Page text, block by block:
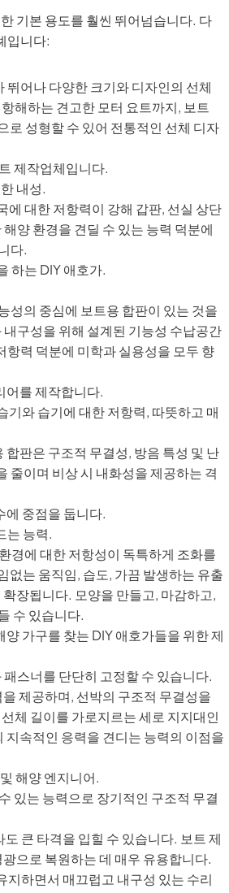
기본 용도를 훨씬 뛰어넘습니다. 다
입니다:
뛰어나 다양한 크기와 디자인의 선체
해하는 견고한 모터 요트까지, 보트
로 성형할 수 있어 전통적인 선체 디자
제작업체입니다.
내성.
에 대한 저항력이 강해 갑판, 선실 상단
양 환경을 견딜 수 있는 능력 덕분에
다.
하는 DIY 애호가.
성의 중심에 보트용 합판이 있는 것을
구성을 위해 설계된 기능성 수납공간
항력 덕분에 미학과 실용성을 모두 향
어를 제작합니다.
기와 습기에 대한 저항력, 따뜻하고 매
판은 구조적 무결성, 방음 특성 및 난
줄이며 비상 시 내화성을 제공하는 격
에 중점을 둡니다.
는 능력.
경에 대한 저항성이 독특하게 조화를
없는 움직임, 습도, 가끔 발생하는 유출
장됩니다. 모양을 만들고, 마감하고,
수 있습니다.
가구를 찾는 DIY 애호가들을 위한 제
스너를 단단히 고정할 수 있습니다.
제공하며, 선박의 구조적 무결성을
체 길이를 가로지르는 세로 지지대인
속적인 응력을 견디는 능력의 이점을
해양 엔지니어.
있는 능력으로 장기적인 구조적 무결
큰 타격을 입힐 수 있습니다. 보트 제
으로 복원하는 데 매우 유용합니다.
하면서 매끄럽고 내구성 있는 수리